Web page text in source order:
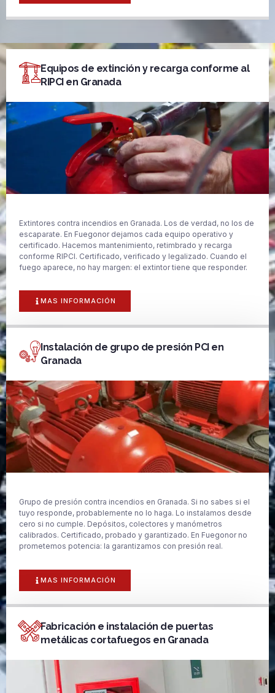
Equipos de extinción y recarga conforme al
RIPCI en Granada
Extintores contra incendios en Granada. Los de verdad, no los de
escaparate. En Fuegonor dejamos cada equipo operativo y
certificado. Hacemos mantenimiento, retimbrado y recarga
conforme RIPCI. Certificado, verificado y legalizado. Cuando el
fuego aparece, no hay margen: el extintor tiene que responder.
MAS INFORMACIÓN
Instalación de grupo de presión PCI en
Granada
Grupo de presión contra incendios en Granada. Si no sabes si el
tuyo responde, probablemente no lo haga. Lo instalamos desde
cero si no cumple. Depósitos, colectores y manómetros
calibrados. Certificado, probado y garantizado. En Fuegonor no
prometemos potencia: la garantizamos con presión real.
MAS INFORMACIÓN
Fabricación e instalación de puertas
metálicas cortafuegos en Granada